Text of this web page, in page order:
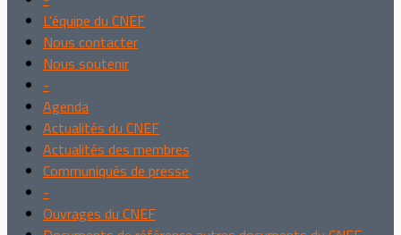
L'équipe du CNEF
Nous contacter
Nous soutenir
-
Agenda
Actualités du CNEF
Actualités des membres
Communiqués de presse
-
Ouvrages du CNEF